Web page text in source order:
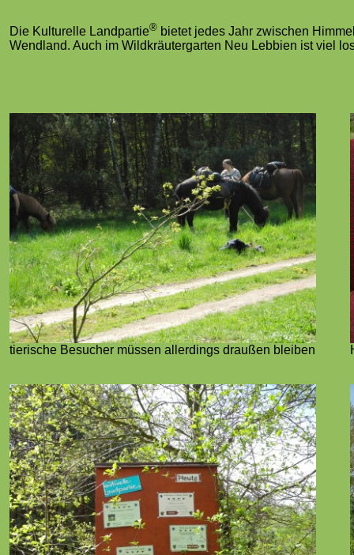
Die Kulturelle Landpartie® bietet jedes Jahr zwischen
Wendland. Auch im Wildkräutergarten Neu Lebbien ist viel
tierische Besucher müssen allerdings draußen bleiben